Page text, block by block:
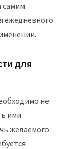
самим
ежедневного
для
не
ими
желаемого